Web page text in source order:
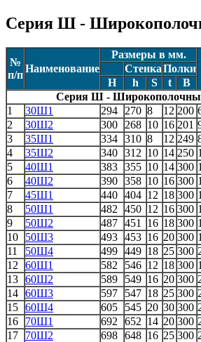
Серия Ш -
№
п/п
Наименование
Размеры в мм.
СтенкаПолки
Н
h S t
В
Серия Ш -
1
30Ш1 294 270 8 12 200
2
30Ш2 300 268 10 16 201
3
35Ш1 334 310 8 12 249
4
35Ш2 340 312 10 14 250
5
40Ш1 383 355 10 14 300
6
40Ш2 390 358 10 16 300
7
45Ш1 440 404 12 18 300
8
50Ш1 482 450 12 16 300
9
50Ш2 487 451 16 18 300
10
50Ш3 493 453 16 20 300
11
50Ш4 499 449 18 25 300
12
60Ш1 582 546 12 18 300
13 60Ш2 589 549 16 20 300
14 60Ш3 597 547 18 25 300
15 60Ш4 605 545 20 30 300
16
70Ш1 692 652 14 20 300
17
70Ш2 698 648 16 25 300